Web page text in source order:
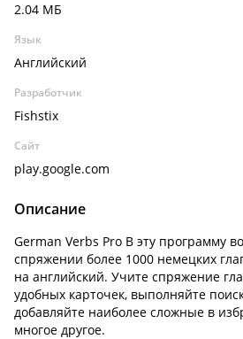
2.04 МБ
Язык
Английский
Разработчик
Fishstix
Сайт
play.google.com
Описание
German Verbs Pro В эту программу
спряжении более 1000 немецких
на английский. Учите спряжение
удобных карточек, выполняйте
добавляйте наиболее сложные в
многое другое.